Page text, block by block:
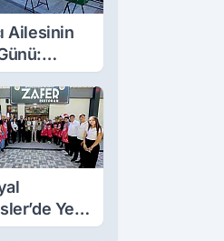
Ailesinin
Lafçı
Etti
Yeni
Belli Oldu